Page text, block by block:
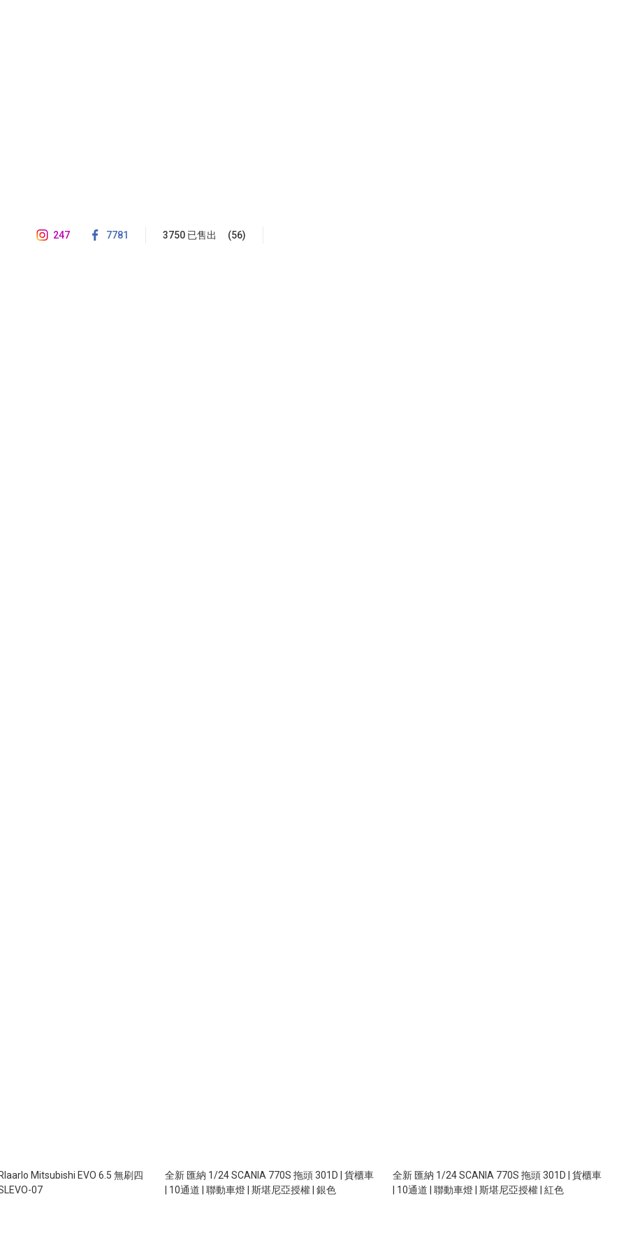
247 7781 3750 已售出 (56)
Mitsubishi EVO 6.5 無刷四
07
全新 匯納 1/24 SCANIA 770S 拖頭 301D | 貨櫃車
| 10通道 | 聯動車燈 | 斯堪尼亞授權 | 銀色
全新 匯納 1/24 SCANIA 770S 拖頭 301D | 貨櫃車
| 10通道 | 聯動車燈 | 斯堪尼亞授權 | 紅色